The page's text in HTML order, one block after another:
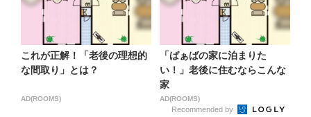
これが正解！「老後の理想的
な間取り」とは？
AD(ROOMS)
「ばぁばの家に泊まりた
い！」老後に住むならこんな
家
AD(ROOMS)
Recommended by